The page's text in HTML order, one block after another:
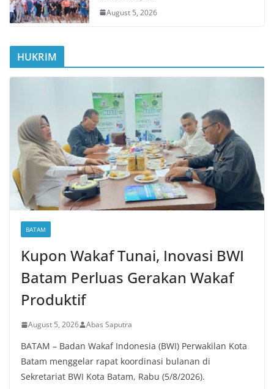
August 5, 2026
HUKRIM
BATAM
Kupon Wakaf Tunai, Inovasi BWI
Batam Perluas Gerakan Wakaf
Produktif
August 5, 2026 Abas Saputra
BATAM – Badan Wakaf Indonesia (BWI) Perwakilan Kota
Batam menggelar rapat koordinasi bulanan di
Sekretariat BWI Kota Batam, Rabu (5/8/2026).